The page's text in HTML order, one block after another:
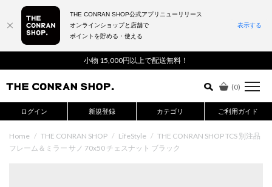
小物 15,000円以上で配送無料！
(0)
ログイン 新規登録 カテゴリ ご利用ガイド
詳細検索はこちら
Home / THE CONRAN SHOP / LifeStyle / THE CONRAN SHOP TCS 別注品
フレーム＆ミラー サノ 70x50 チェスナット ブラック
THE CONRAN SHOP公式アプリニューリリース
オンラインショップと店舗で
ポイントを貯める・使える
表示する